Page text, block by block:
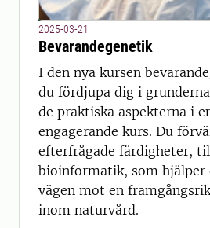
2025-03-21
Bevarandegenetik
I den nya kursen
du fördjupa dig i
de praktiska aspekterna i
engagerande kurs. Du
efterfrågade färdigheter,
bioinformatik, som hjälper
vägen mot en
inom naturvård.